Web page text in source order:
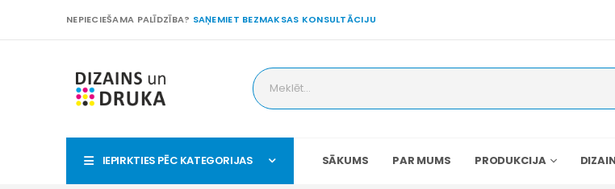
NEPIECIEŠAMA PALĪDZĪBA? SAŅEMIET BEZMAKSAS KONSULTĀCIJU
IEPIRKTIES PĒC KATEGORIJAS SĀKUMS PAR MUMS PRODUKCIJA